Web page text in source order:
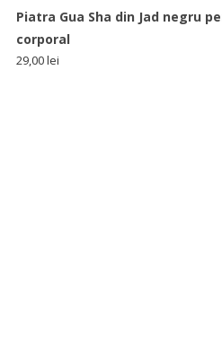
Piatra Gua Sha din Jad negru
corporal
29,00lei